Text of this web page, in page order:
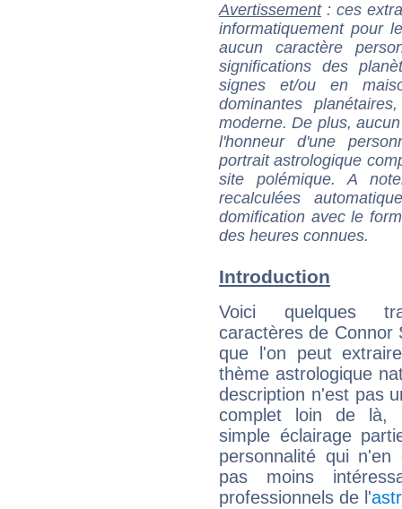
Avertissement: ces
informatiquement pour
aucun caractère
significations des
signes et/ou en
dominantes
moderne. De plus,
l'honneur d'une
portrait astrologique
site polémique. A
recalculées
domification avec le
des heures connues.
Introduction
Voici quelques
caractères de Connor
que l'on peut
thème astrologique
description n'est pas
complet loin de là,
simple éclairage
personnalité qui n'en
pas moins
professionnels de l'